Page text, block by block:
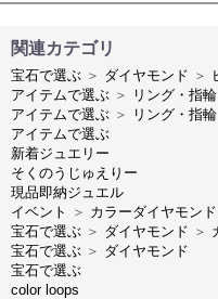
関連カテゴリ
宝石で選ぶ ＞ ダイヤモンド ＞
アイテムで選ぶ ＞ リング・指輪
アイテムで選ぶ ＞
リング・指輪
アイテムで選ぶ
新着ジュエリー
そくのうじゅえりー
現品即納ジュエル
イベント
＞ カラーダイヤモン
宝石で選ぶ ＞ ダイヤモンド ＞
宝石で選ぶ ＞ ダイヤモンド
宝石で選ぶ
color loops